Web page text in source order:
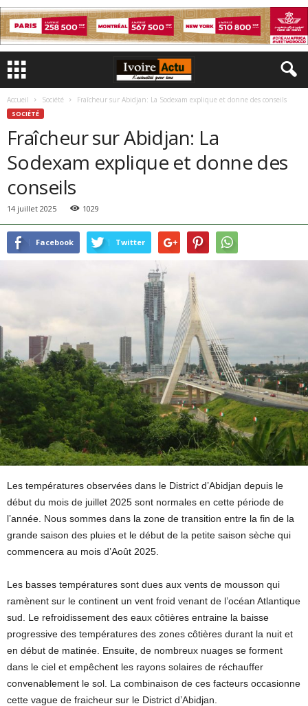
Accueil Société Fraîcheur sur Abidjan: La Sodexam explique et donne des conseils
SOCIÉTÉ
Fraîcheur sur Abidjan: La
Sodexam explique et donne des
conseils
14 juillet 2025 1029
Facebook Twitter
Les températures observées dans le District d’Abidjan depuis le
début du mois de juillet 2025 sont normales en cette période de
l’année. Nous sommes dans la zone de transition entre la fin de la
grande saison des pluies et le début de la petite saison sèche qui
commencera au mois d’Août 2025.
Les basses températures sont dues aux vents de mousson qui
ramènent sur le continent un vent froid venant de l’océan Atlantique
sud. Le refroidissement des eaux côtières entraine la baisse
progressive des températures des zones côtières durant la nuit et
en début de matinée. Ensuite, de nombreux nuages se forment
dans le ciel et empêchent les rayons solaires de réchauffer
convenablement le sol. La combinaison de ces facteurs occasionne
cette vague de fraicheur sur le District d’Abidjan.